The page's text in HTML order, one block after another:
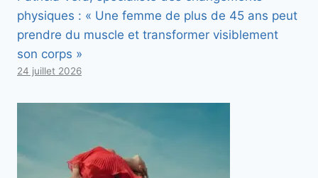
physiques : « Une femme de plus de 45 ans peut
prendre du muscle et transformer visiblement
son corps »
24 juillet 2026